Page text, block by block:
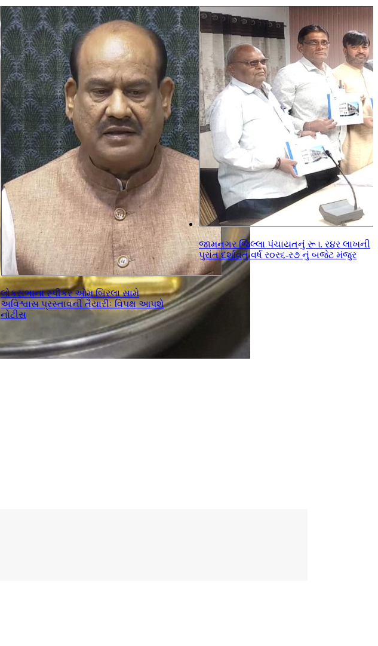
લોકસભાના સ્પીકર ઓમ બિરલા સામે
અવિશ્વાસ પ્રસ્તાવની તૈયારીઃ વિપક્ષ આપશે
નોટીસ
જામનગર જિલ્લા પંચાયતનું રૂ।. ર૪ર લાખની
પુરાંત દર્શાવતું વર્ષ ર૦ર૬-ર૭ નું બજેટ મંજુર